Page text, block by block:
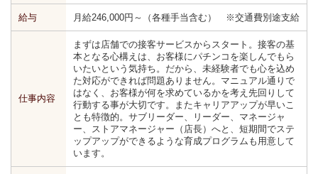
給与 月給246,000円～（各種手当含む） ※交通費別途支給
仕事内容
まずは店舗での接客サービスからスタート。接客の基
本となる心構えは、お客様にパチンコを楽しんでもら
いたいという気持ち。だから、未経験者でも心を込め
た対応ができれば問題ありません。マニュアル通りで
はなく、お客様が何を求めているかを考え先回りして
行動する事が大切です。またキャリアアップが早いこ
とも特徴的。サブリーダー、リーダー、マネージャ
ー、ストアマネージャー（店長）へと、短期間でステ
ップアップができるような育成プログラムも用意して
います。